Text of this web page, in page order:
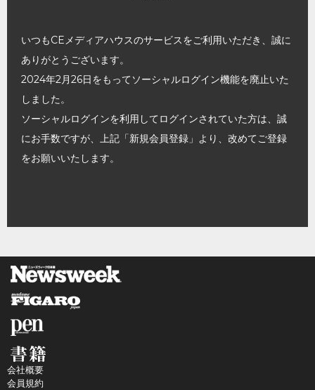
いつもCEメディアハウスのサービスをご利用いただき、誠に
ありがとうございます。
2024年2月26日をもってソーシャルログイン機能を廃止いた
しました。
ソーシャルログインを利用してログインされていた方は、誠
にお手数ですが、上記「新規会員登録」より、改めてご登録
をお願いいたします。
会社概要
会員規約